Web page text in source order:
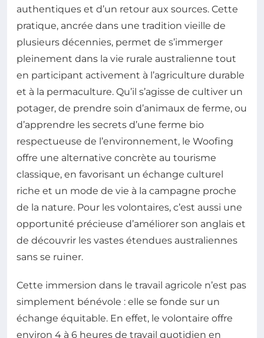
authentiques et d’un retour aux sources. Cette
pratique, ancrée dans une tradition vieille de
plusieurs décennies, permet de s’immerger
pleinement dans la vie rurale australienne tout
en participant activement à l’agriculture durable
et à la permaculture. Qu’il s’agisse de cultiver un
potager, de prendre soin d’animaux de ferme, ou
d’apprendre les secrets d’une ferme bio
respectueuse de l’environnement, le Woofing
offre une alternative concrète au tourisme
classique, en favorisant un échange culturel
riche et un mode de vie à la campagne proche
de la nature. Pour les volontaires, c’est aussi une
opportunité précieuse d’améliorer son anglais et
de découvrir les vastes étendues australiennes
sans se ruiner.
Cette immersion dans le travail agricole n’est pas
simplement bénévole : elle se fonde sur un
échange équitable. En effet, le volontaire offre
environ 4 à 6 heures de travail quotidien en